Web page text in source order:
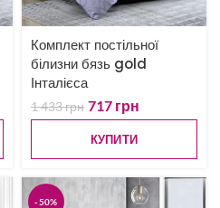
Комплект постільної
білизни бязь gold
Інталієса
1 433грн 717 грн
КУПИТИ
-50%